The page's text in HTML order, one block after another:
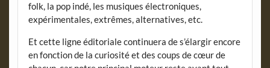
folk, la pop indé, les musiques électroniques,
expérimentales, extrêmes, alternatives, etc.
Et cette ligne éditoriale continuera de s’élargir encore
en fonction de la curiosité et des coups de cœur de